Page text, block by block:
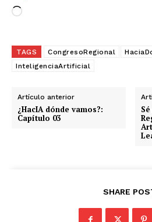
C
g
a
d
o
.
TAGS CongresoRegional
InteligenciaArtificial
Artículo anterior
¿HacIA dónde vamos?:
Capítulo 03
SHARE